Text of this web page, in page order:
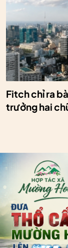
Fitch chỉ ra
trưởng hai